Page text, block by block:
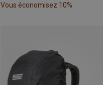
Vous économisez 10%